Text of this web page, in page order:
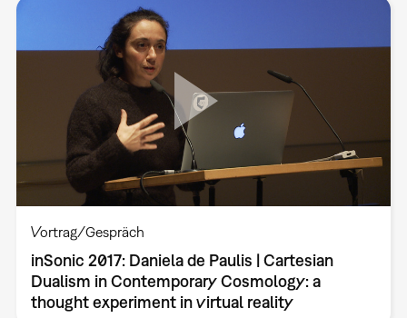
Vortrag/Gespräch
inSonic 2017: Daniela de Paulis | Cartesian
Dualism in Contemporary Cosmology: a
thought experiment in virtual reality